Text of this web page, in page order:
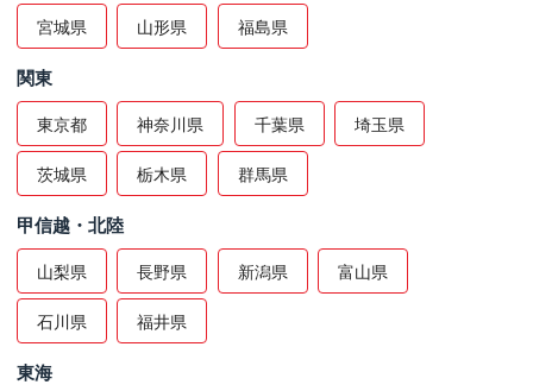
宮城県 山形県 福島県
関東
東京都 神奈川県 千葉県 埼玉県
茨城県 栃木県 群馬県
甲信越・北陸
山梨県 長野県 新潟県 富山県
石川県 福井県
東海